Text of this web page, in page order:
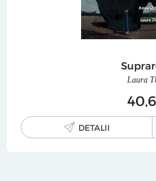
Laura
40
DETALII